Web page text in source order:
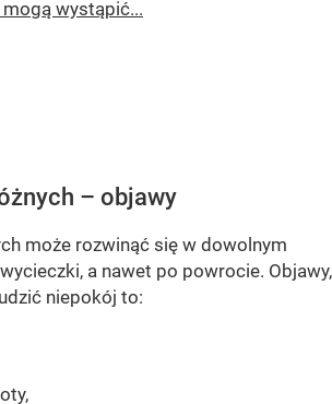
wystąpić...
– objawy
może rozwinąć się w dowolnym
a nawet po powrocie. Objawy,
niepokój to: